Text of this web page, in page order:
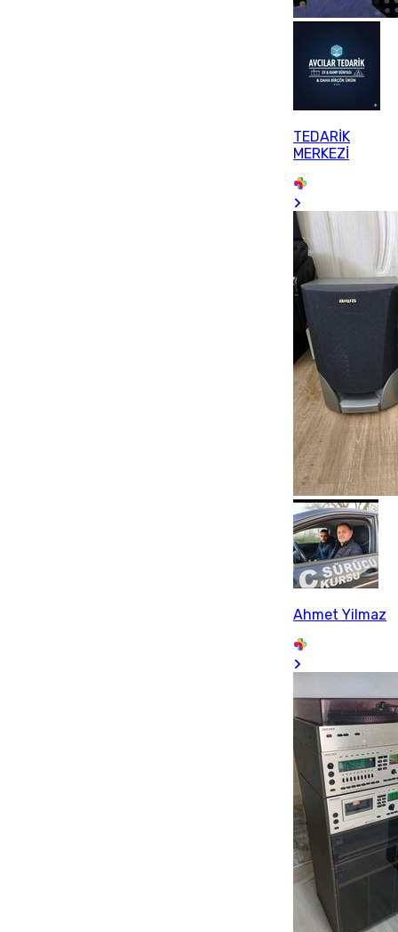
TEDARİK
MERKEZİ
Ahmet Yilmaz